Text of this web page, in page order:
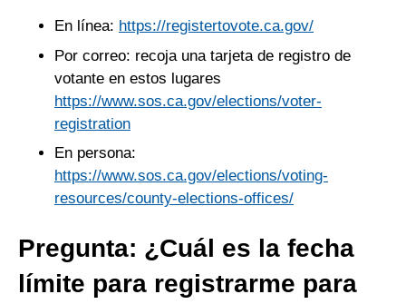
En línea: https://registertovote.ca.gov/
Por correo: recoja una tarjeta de registro de
votante en estos lugares
https://www.sos.ca.gov/elections/voter-
registration
En persona:
https://www.sos.ca.gov/elections/voting-
resources/county-elections-offices/
Pregunta: ¿Cuál es la fecha
límite para registrarme para